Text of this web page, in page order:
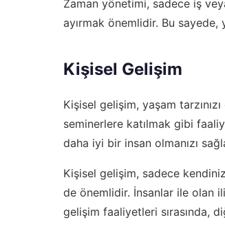
Zaman yönetimi, sadece iş
ayırmak önemlidir. Bu sayede,
Kişisel Gelişim
Kişisel gelişim, yaşam
seminerlere katılmak gibi
daha iyi bir insan olmanızı
Kişisel gelişim, sadece
de önemlidir. İnsanlar ile olan
gelişim faaliyetleri sırasında,